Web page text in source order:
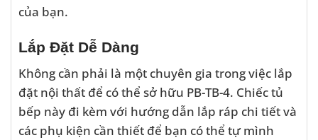
của bạn.
Lắp Đặt Dễ Dàng
Không cần phải là một chuyên gia trong việc lắp
đặt nội thất để có thể sở hữu PB-TB-4. Chiếc tủ
bếp này đi kèm với hướng dẫn lắp ráp chi tiết và
các phụ kiện cần thiết để bạn có thể tự mình